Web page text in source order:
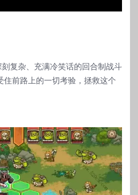
复杂、充满冷笑话的回合制战斗
住前路上的一切考验，拯救这个